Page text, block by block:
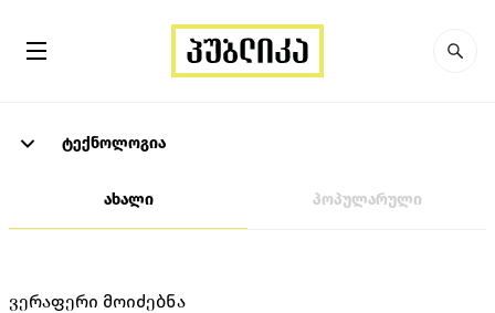
ტექნოლოგია
ახალი პოპულარული
ვერაფერი მოიძებნა